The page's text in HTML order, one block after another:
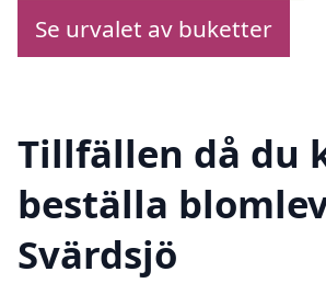
Se urvalet av buketter
Tillfällen då du
beställa
Svärdsjö